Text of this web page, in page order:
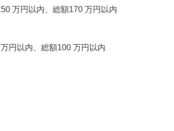
万円以内、総額170 万円以内
以内、総額100 万円以内